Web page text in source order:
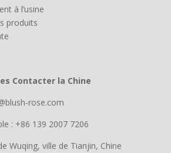
à l’usine
produits
Contacter la Chine
rose.com
: +86 139 2007 7206
Wuqing, ville de Tianjin, Chine